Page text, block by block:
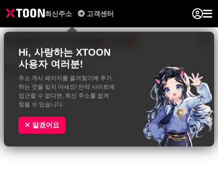
최신주소
Hi, 사랑하는 XTOON
사용자 여러분!
주소 게시 페이지를 즐겨찾기에 추가
하는 것을 잊지 마세요! 만약 사이트에
접근할 수 없다면, 최신 주소를 쉽게
찾을 수 있습니다.
알겠어요
고객센터